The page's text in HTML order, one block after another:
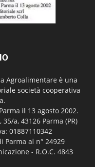
Agroalimentare è una
società cooperativa
il 13 agosto 2002.
a, 43126 Parma (PR)
01887110342
Parma al n° 24929
- R.O.C. 4843